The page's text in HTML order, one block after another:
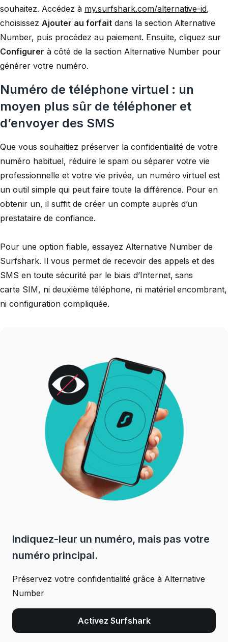
souhaitez. Accédez à my.surfshark.com/alternative-id,
choisissez Ajouter au forfaitdans la section Alternative
Number, puis procédez au paiement. Ensuite, cliquez sur
Configurer à côté de la section Alternative Number pour
générer votre numéro.
Numéro de téléphone virtuel : un
moyen plus sûr de téléphoner et
d’envoyer des SMS
Que vous souhaitiez préserver la confidentialité de votre
numéro habituel, réduire le spam ou séparer votre vie
professionnelle et votre vie privée, un numéro virtuel est
un outil simple qui peut faire toute la différence. Pour en
obtenir un, il suffit de créer un compte auprès d’un
prestataire de confiance.
Pour une option fiable, essayez Alternative Number de
Surfshark. Il vous permet de recevoir des appels et des
SMS en toute sécurité par le biais d’Internet, sans
carte SIM, ni deuxième téléphone, ni matériel encombrant,
ni configuration compliquée.
Indiquez-leur un numéro, mais pas votre
numéro principal.
Préservez votre confidentialité grâce à Alternative
Number
Activez Surfshark